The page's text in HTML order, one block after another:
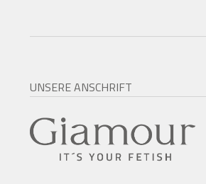
UNSERE ANSCHRIFT